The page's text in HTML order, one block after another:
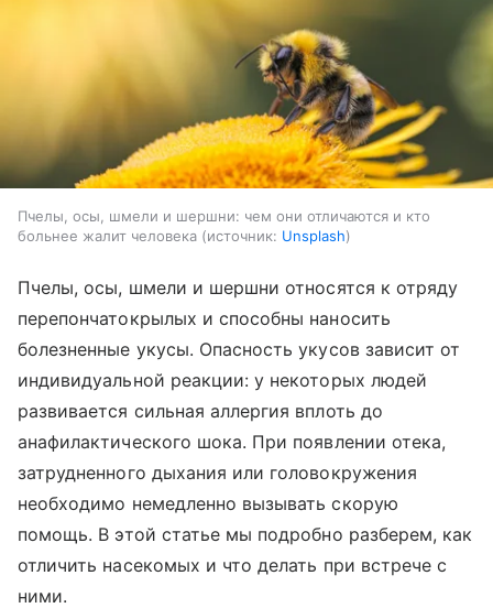
Пчелы, осы, шмели и шершни: чем они отличаются и кто
больнее жалит человека
источник: Unsplash
Пчелы, осы, шмели и шершни относятся к отряду
перепончатокрылых и способны наносить
болезненные укусы. Опасность укусов зависит от
индивидуальной реакции: у некоторых людей
развивается сильная аллергия вплоть до
анафилактического шока. При появлении отека,
затрудненного дыхания или головокружения
необходимо немедленно вызывать скорую
помощь. В этой статье мы подробно разберем, как
отличить насекомых и что делать при встрече с
ними.